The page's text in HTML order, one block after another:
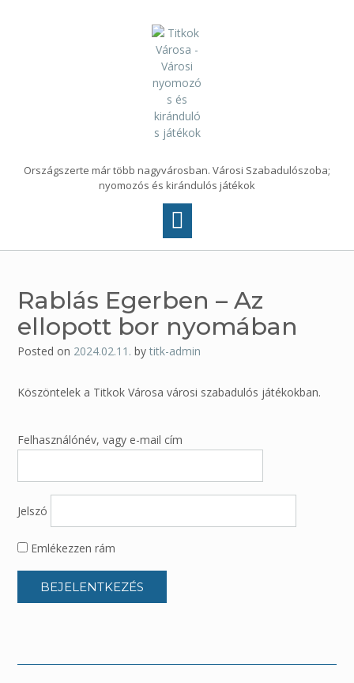
Országszerte már több nagyvárosban. Városi Szabadulószoba;
nyomozós és kirándulós játékok
Rablás Egerben – Az
ellopott bor nyomában
Posted on 2024.02.11. by titk-admin
Köszöntelek a Titkok Városa városi szabadulós játékokban.
Felhasználónév, vagy e-mail cím
Jelszó
Emlékezzen rám